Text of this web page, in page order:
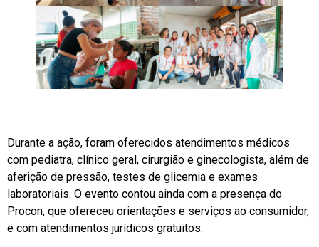
Durante a ação, foram oferecidos atendimentos médicos
com pediatra, clínico geral, cirurgião e ginecologista, além de
aferição de pressão, testes de glicemia e exames
laboratoriais. O evento contou ainda com a presença do
Procon, que ofereceu orientações e serviços ao consumidor,
e com atendimentos jurídicos gratuitos.